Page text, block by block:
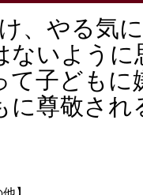
、やる気
ないよう
て子どもに
に尊敬さ